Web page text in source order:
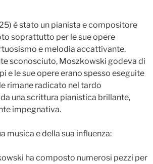
è stato un pianista e compositore
soprattutto per le sue opere
e melodia accattivante.
sconosciuto, Moszkowski godeva di
e le sue opere erano spesso eseguite
rimane radicato nel tardo
una scrittura pianistica brillante,
impegnativa.
musica e della sua influenza:
ha composto numerosi pezzi per